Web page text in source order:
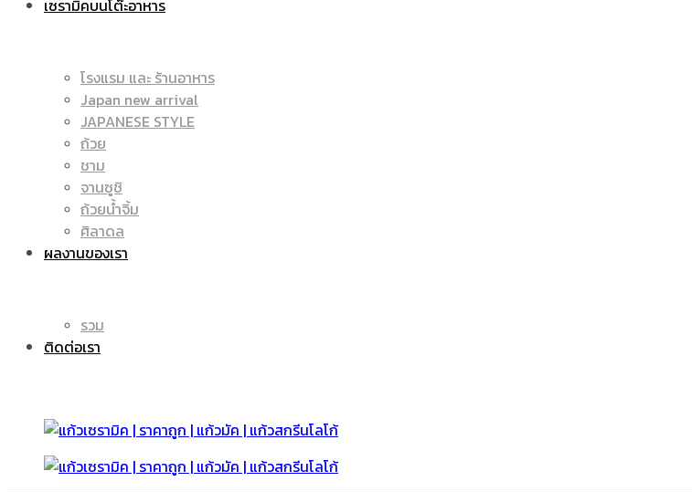
|
แก้ว
แก้ว
แก้ว
|
เซรามิคบนโต๊ะอาหาร
โรงแรม และ ร้านอาหาร
Japan new arrival
JAPANESE STYLE
ถ้วย
ชาม
จานซูชิ
ถ้วยน้ำจิ้ม
ศิลาดล
ผลงานของเรา
รวม
ติดต่อเรา